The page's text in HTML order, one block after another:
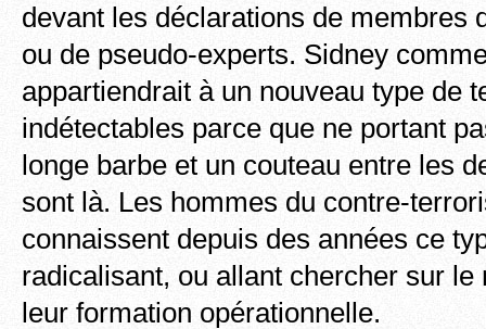
devant les déclarations de membres
ou de pseudo-experts. Sidney
appartiendrait à un nouveau type de
indétectables parce que ne portant
longe barbe et un couteau entre les
sont là. Les hommes du contre-
connaissent depuis des années ce
radicalisant, ou allant chercher sur le
leur formation opérationnelle.